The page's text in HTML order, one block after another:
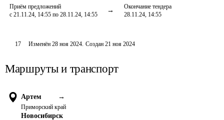
Приём предложений
с 21.11.24, 14:55 по 28.11.24, 14:55
Окончание тендера
28.11.24, 14:55
17 Изменён28 ноя 2024. Создан 21 ноя 2024
Маршруты и транспорт
Артем →
Приморский край
Новосибирск